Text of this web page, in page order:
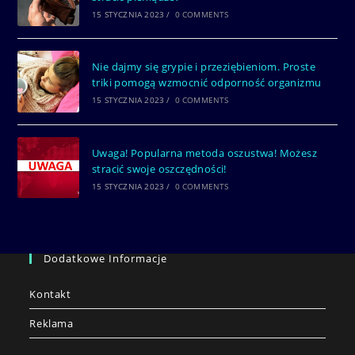
15 STYCZNIA 2023 / 0 COMMENTS
Nie dajmy się grypie i przeziębieniom. Proste
triki pomogą wzmocnić odporność organizmu
15 STYCZNIA 2023 / 0 COMMENTS
Uwaga! Popularna metoda oszustwa! Możesz
stracić swoje oszczędności!
15 STYCZNIA 2023 / 0 COMMENTS
Dodatkowe Informacje
Kontakt
Reklama